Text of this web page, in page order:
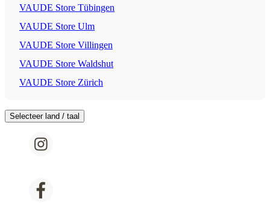
VAUDE Store Tübingen
VAUDE Store Ulm
VAUDE Store Villingen
VAUDE Store Waldshut
VAUDE Store Zürich
Selecteer land / taal